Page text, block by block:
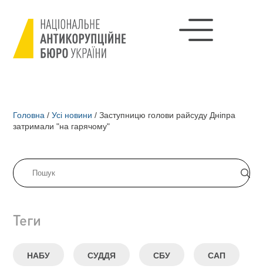
Головна / Усі новини / Заступницю голови райсуду Дніпра
затримали "на гарячому"
Теги
НАБУ СУДДЯ СБУ САП